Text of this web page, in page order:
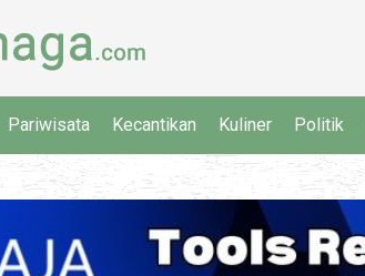
Pariwisata Kecantikan Kuliner Politik